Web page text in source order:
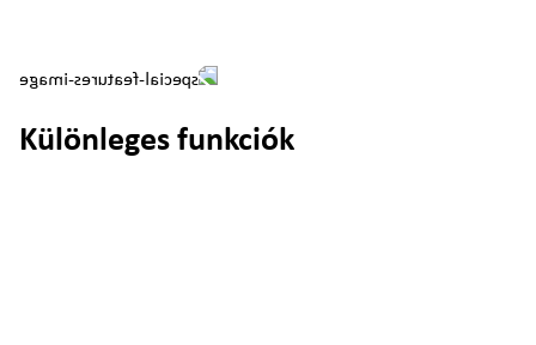
Különleges funkciók